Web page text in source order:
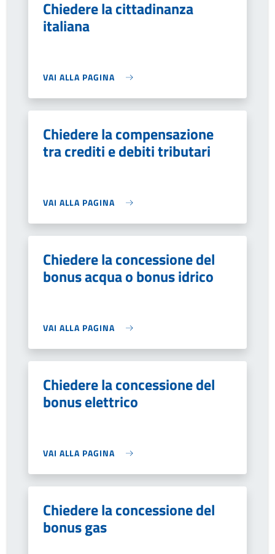
Chiedere la cittadinanza
italiana
VAI ALLA PAGINA
Chiedere la compensazione
tra crediti e debiti tributari
VAI ALLA PAGINA
Chiedere la concessione del
bonus acqua o bonus idrico
VAI ALLA PAGINA
Chiedere la concessione del
bonus elettrico
VAI ALLA PAGINA
Chiedere la concessione del
bonus gas